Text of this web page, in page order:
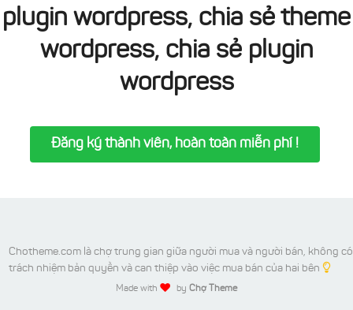
plugin wordpress, chia sẻ theme
wordpress, chia sẻ plugin
wordpress
Đăng ký thành viên, hoàn toàn miễn phí !
Chotheme.com là chợ trung gian giữa người mua và người bán, không có
trách nhiệm bản quyền và can thiệp vào việc mua bán của hai bên
Made with by Chợ Theme